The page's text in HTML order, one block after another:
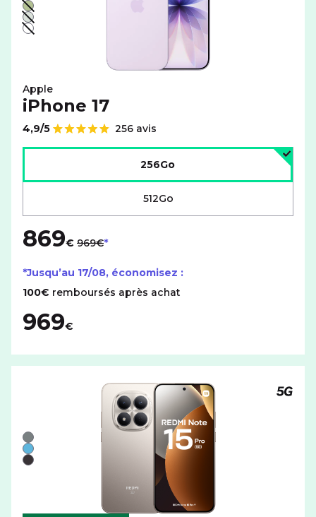
Vert - indisponible
Brume - indisponible
Blanc - indisponible
Apple
iPhone 17
Note de
4,9/5
256 avis
256Go
512Go
869€ 969€
*Jusqu’au 17/08, économisez :
100€ remboursés après achat
969€
Liste de couleurs disponibles pour le XIAOMI Redmi
Gris
Bleu
Noir